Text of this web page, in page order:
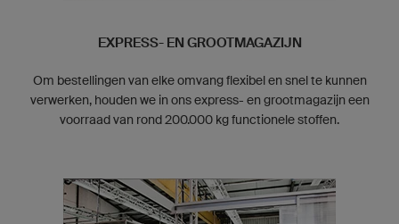
EXPRESS- EN GROOTMAGAZIJN
Om bestellingen van elke omvang flexibel en snel te kunnen
verwerken, houden we in ons express- en grootmagazijn een
voorraad van rond 200.000 kg functionele stoffen.